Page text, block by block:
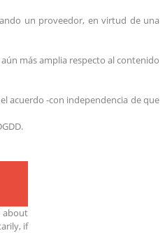
un proveedor, en virtud de una
más amplia respecto al contenido
acuerdo -con independencia de que
about
if